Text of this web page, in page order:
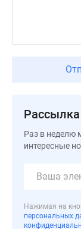
Скидки
акции
Рассылка
Раз в неделю
интересные
Нажимая на
персональных